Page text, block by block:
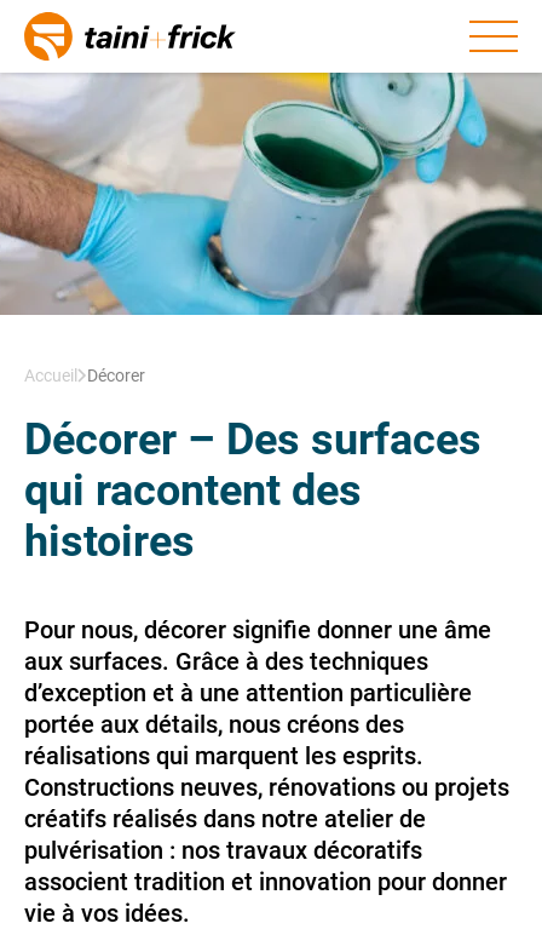
Aller au contenu
Accueil Décorer
Décorer – Des surfaces
qui racontent des
histoires
Pour nous, décorer signifie donner une âme
aux surfaces. Grâce à des techniques
d’exception et à une attention particulière
portée aux détails, nous créons des
réalisations qui marquent les esprits.
Constructions neuves, rénovations ou projets
créatifs réalisés dans notre atelier de
pulvérisation : nos travaux décoratifs
associent tradition et innovation pour donner
vie à vos idées.